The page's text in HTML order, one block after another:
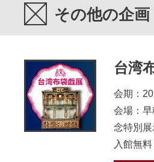
その他の企画
台湾
会期：
会場：
念特別展
入館無料